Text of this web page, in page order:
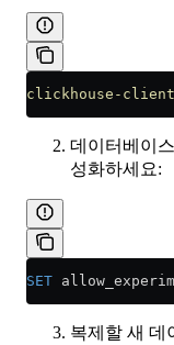
clickhouse-client
데이터베이
성화하세요:
SET
복제할 새 데